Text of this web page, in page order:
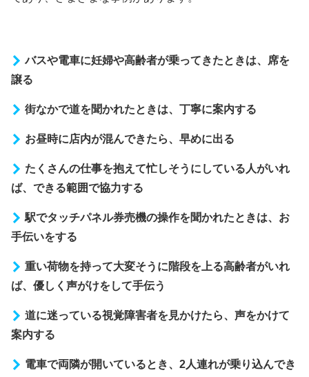
バスや電車に妊婦や高齢者が乗ってきたときは、席を
譲る
街なかで道を聞かれたときは、丁寧に案内する
お昼時に店内が混んできたら、早めに出る
たくさんの仕事を抱えて忙しそうにしている人がいれ
ば、できる範囲で協力する
駅でタッチパネル券売機の操作を聞かれたときは、お
手伝いをする
重い荷物を持って大変そうに階段を上る高齢者がいれ
ば、優しく声がけをして手伝う
道に迷っている視覚障害者を見かけたら、声をかけて
案内する
電車で両隣が開いているとき、2人連れが乗り込んでき